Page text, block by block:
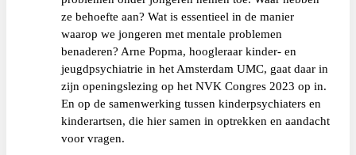
ze behoefte aan? Wat is essentieel in de manier
waarop we jongeren met mentale problemen
benaderen? Arne Popma, hoogleraar kinder- en
jeugdpsychiatrie in het Amsterdam UMC, gaat daar in
zijn openingslezing op het NVK Congres 2023 op in.
En op de samenwerking tussen kinderpsychiaters en
kinderartsen, die hier samen in optrekken en aandacht
voor vragen.